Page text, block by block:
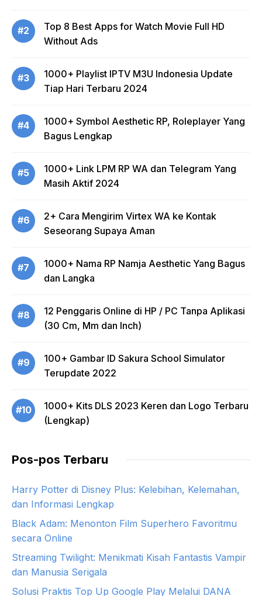
#2
Top 8 Best Apps for Watch Movie Full HD
Without Ads
#3
1000+ Playlist IPTV M3U Indonesia Update
Tiap Hari Terbaru 2024
#4
1000+ Symbol Aesthetic RP, Roleplayer Yang
Bagus Lengkap
#5
1000+ Link LPM RP WA dan Telegram Yang
Masih Aktif 2024
#6
2+ Cara Mengirim Virtex WA ke Kontak
Seseorang Supaya Aman
#7
1000+ Nama RP Namja Aesthetic Yang Bagus
dan Langka
#8
12 Penggaris Online di HP / PC Tanpa Aplikasi
(30 Cm, Mm dan Inch)
#9
100+ Gambar ID Sakura School Simulator
Terupdate 2022
#10
1000+ Kits DLS 2023 Keren dan Logo Terbaru
(Lengkap)
Pos-pos Terbaru
Harry Potter di Disney Plus: Kelebihan, Kelemahan,
dan Informasi Lengkap
Black Adam: Menonton Film Superhero Favoritmu
secara Online
Streaming Twilight: Menikmati Kisah Fantastis Vampir
dan Manusia Serigala
Solusi Praktis Top Up Google Play Melalui DANA